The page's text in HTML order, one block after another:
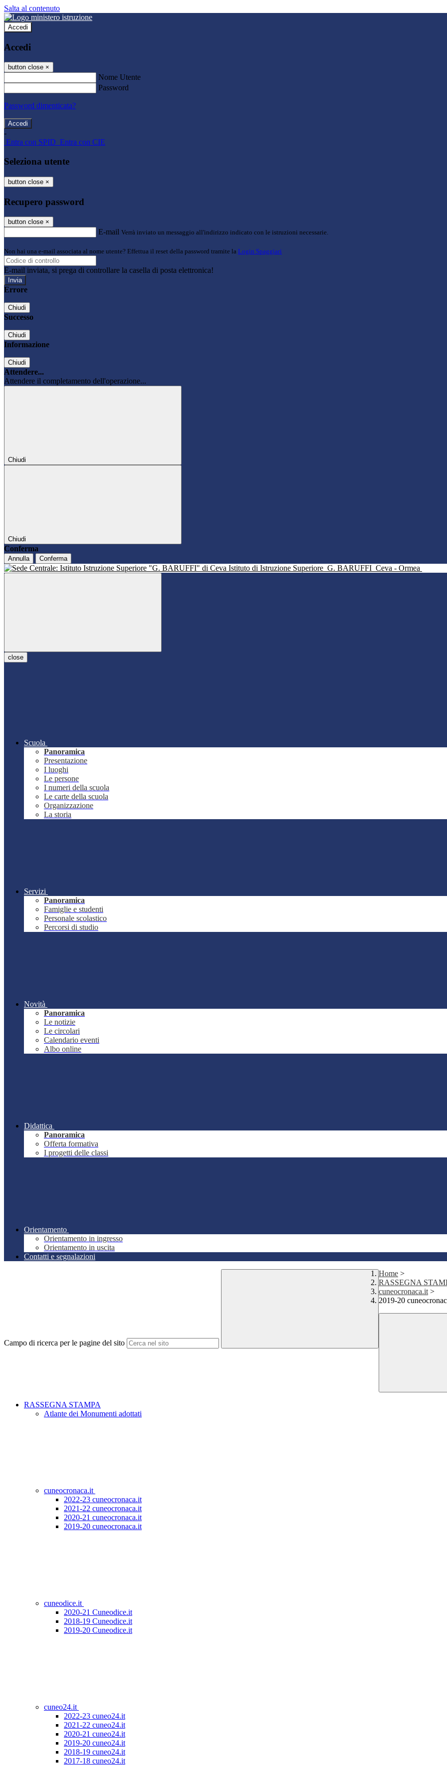
Salta al contenuto
Accedi
Accedi
button close ×
Nome Utente
Password
Password dimenticata?
-
Entra con SPID Entra con CIE
Seleziona utente
button close ×
Recupero password
button close ×
E-mail Verrà inviato un messaggio all'indirizzo indicato con le istruzioni necessarie.
Non hai una e-mail associata al nome utente? Effettua il reset della password tramite la Login Spaggiari
E-mail inviata, si prega di controllare la casella di posta elettronica!
Errore
Chiudi
Successo
Chiudi
Informazione
Chiudi
Attendere...
Attendere il completamento dell'operazione...
Chiudi
Chiudi
Conferma
Annulla Conferma
Istituto di Istruzione Superiore G. BARUFFI Ceva - Ormea
close
Scuola
Panoramica
Presentazione
I luoghi
Le persone
I numeri della scuola
Le carte della scuola
Organizzazione
La storia
Servizi
Panoramica
Famiglie e studenti
Personale scolastico
Percorsi di studio
Novità
Panoramica
Le notizie
Le circolari
Calendario eventi
Albo online
Didattica
Panoramica
Offerta formativa
I progetti delle classi
Orientamento
Orientamento in ingresso
Orientamento in uscita
Contatti e segnalazioni
Campo di ricerca per le pagine del sito
Home >
RASSEGNA
cuneocronaca.it >
2019-20
RASSEGNA STAMPA
Atlante dei Monumenti adottati
cuneocronaca.it
2022-23 cuneocronaca.it
2021-22 cuneocronaca.it
2020-21 cuneocronaca.it
2019-20 cuneocronaca.it
cuneodice.it
2020-21 Cuneodice.it
2018-19 Cuneodice.it
2019-20 Cuneodice.it
cuneo24.it
2022-23 cuneo24.it
2021-22 cuneo24.it
2020-21 cuneo24.it
2019-20 cuneo24.it
2018-19 cuneo24.it
2017-18 cuneo24.it